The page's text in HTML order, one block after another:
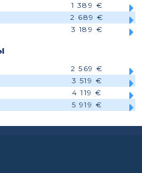
1 389 €
2 689 €
3 189 €
2 569 €
3 519 €
4 119 €
5 919 €